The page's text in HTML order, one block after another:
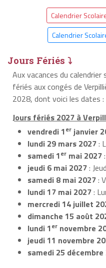
Calendrier
Calendrier
Jours Fériés ⤵
Aux vacances du
fériés aux congés de
2028, dont voici les dates :
Jours fériés 2027 à
vendredi 1er janvier
lundi 29 mars 2027:
samedi 1er mai 2027
jeudi 6 mai 2027:
samedi 8 mai 2027:
lundi 17 mai 2027:
mercredi 14 juillet
dimanche 15 août
lundi 1er novembre
jeudi 11 novembre
samedi 25 décembre